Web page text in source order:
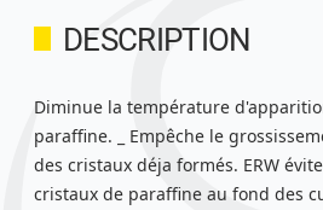
DESCRIPTION
Diminue la température
paraffine. _ Empêche le
des cristaux déja formés. ERW
cristaux de paraffine au fond des